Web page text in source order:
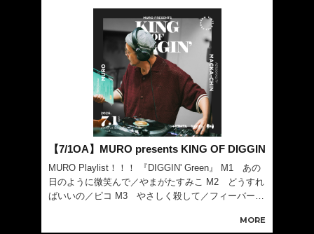
【7/1OA】MURO presents KING OF DIGGIN
MURO Playlist！！！ 『DIGGIN' Green』 M1 あの
日のように微笑んで／やまがたすみこ M2 どうすれ
ばいいの／ピコ M3 やさしく殺して／フィーバー M
MORE